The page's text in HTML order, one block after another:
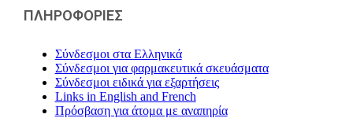
ΠΛΗΡΟΦΟΡΙΕΣ
Σύνδεσμοι στα Ελληνικά
Σύνδεσμοι για φαρμακευτικά σκευάσματα
Σύνδεσμοι ειδικά για εξαρτήσεις
Links in English and French
Πρόσβαση για άτομα με αναπηρία